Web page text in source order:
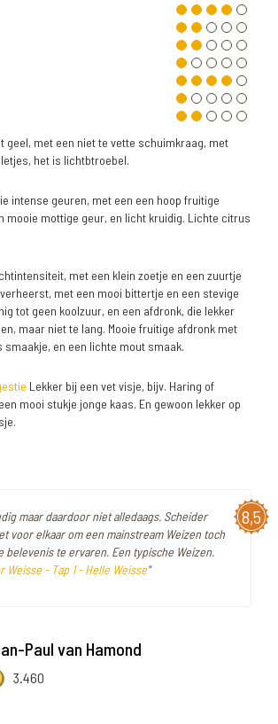
geel, met een niet te vette schuimkraag, met
het is lichtbtroebel.
intense geuren, met een een hoop fruitige
mooie mottige geur, en licht kruidig. Lichte citrus
met een klein zoetje en een zuurtje
met een mooi bittertje en een stevige
tot geen koolzuur, en een afdronk, die lekker
maar niet te lang. Mooie fruitige afdronk met
smaakje, en een lichte mout smaak.
Lekker bij een vet visje, bijv. Haring of
mooi stukje jonge kaas. En gewoon lekker op
8,5
maar daardoor niet alledaags. Scheider
voor elkaar om een mainstream Weizen toch
belevenis te ervaren. Een typische Weizen.
Weisse - Tap 1 - Helle Weisse"
Paul van Hamond
3.460